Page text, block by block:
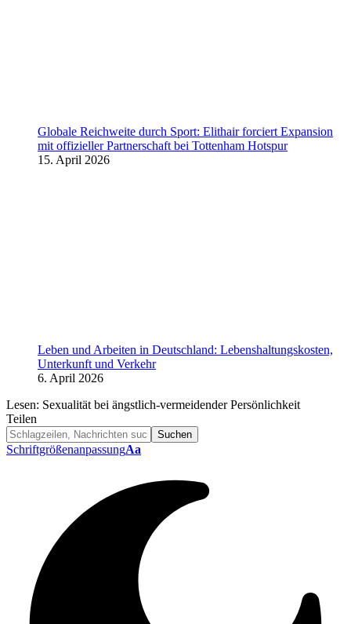
Globale Reichweite durch Sport: Elithair forciert Expansion
mit offizieller Partnerschaft bei Tottenham Hotspur
15. April 2026
Leben und Arbeiten in Deutschland: Lebenshaltungskosten,
Unterkunft und Verkehr
6. April 2026
Lesen: Sexualität bei ängstlich-vermeidender Persönlichkeit
Teilen
SchriftgrößenanpassungAa